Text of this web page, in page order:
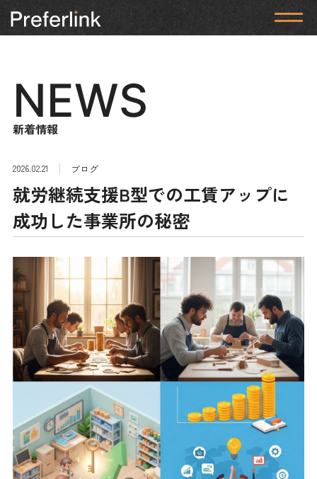
NEWS
新着情報
2026.02.21 ブログ
就労継続支援B型での工賃アップに
成功した事業所の秘密